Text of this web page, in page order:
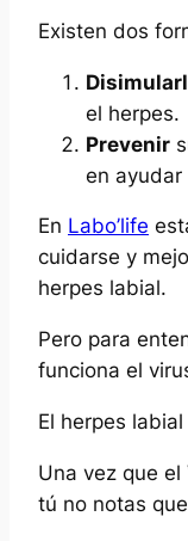
Existen dos
el herpes.
Prevenir
en
En Labo’life
cuidarse y
herpes labial.
Pero para
funciona el
El herpes
Una vez que
tú no notas